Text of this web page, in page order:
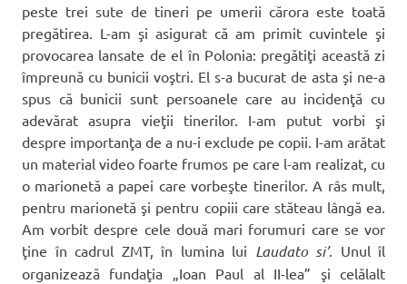
peste trei sute de tineri pe umerii cărora este toată
pregătirea. L-am şi asigurat că am primit cuvintele şi
provocarea lansate de el în Polonia: pregătiţi această zi
împreună cu bunicii voştri. El s-a bucurat de asta şi ne-a
spus că bunicii sunt persoanele care au incidenţă cu
adevărat asupra vieţii tinerilor. I-am putut vorbi şi
despre importanţa de a nu-i exclude pe copii. I-am arătat
un material video foarte frumos pe care l-am realizat, cu
o marionetă a papei care vorbeşte tinerilor. A râs mult,
pentru marionetă şi pentru copiii care stăteau lângă ea.
Am vorbit despre cele două mari forumuri care se vor
ţine în cadrul ZMT, în lumina lui Laudato si’. Unul îl
organizează fundaţia „Ioan Paul al II-lea” şi celălalt